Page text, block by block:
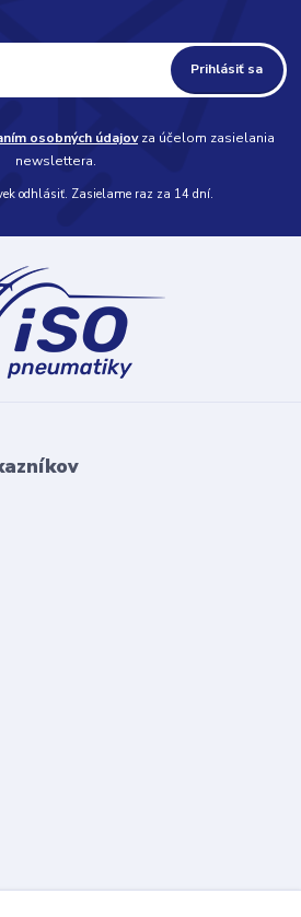
Prihlásiť sa
osobných údajovza účelom zasielania
newslettera.
odhlásiť. Zasielame raz za 14 dní.